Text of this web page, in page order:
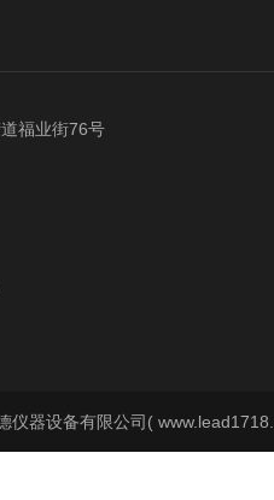
福业街76号
仪器设备有限公司(